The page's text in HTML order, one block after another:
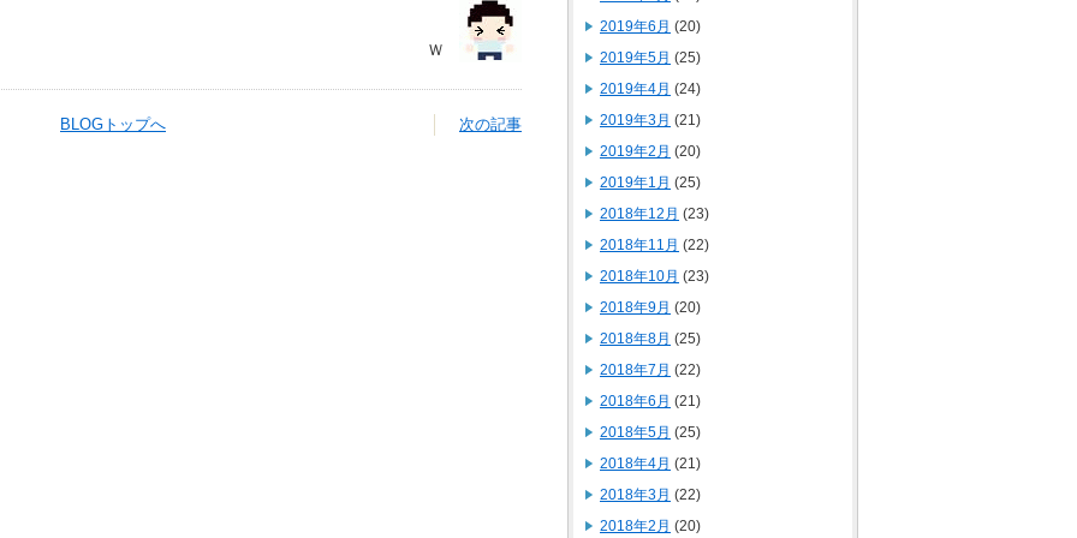
Ｗ
BLOGトップへ 次の記事
2019年6月 (20)
2019年5月 (25)
2019年4月 (24)
2019年3月 (21)
2019年2月 (20)
2019年1月 (25)
2018年12月 (23)
2018年11月 (22)
2018年10月 (23)
2018年9月 (20)
2018年8月 (25)
2018年7月 (22)
2018年6月 (21)
2018年5月 (25)
2018年4月 (21)
2018年3月 (22)
2018年2月 (20)